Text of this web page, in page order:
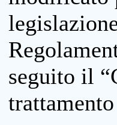
seguito il